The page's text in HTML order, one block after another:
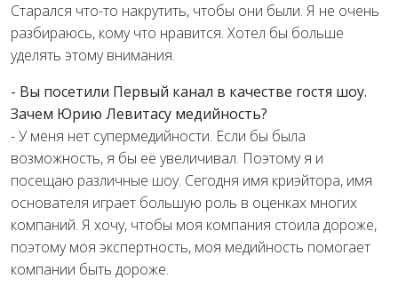
Старался что-то накрутить, чтобы они были. Я не очень
разбираюсь, кому что нравится. Хотел бы больше
уделять этому внимания.
- Вы посетили Первый канал в качестве гостя шоу.
Зачем Юрию Левитасу медийность?
- У меня нет супермедийности. Если бы была
возможность, я бы её увеличивал. Поэтому я и
посещаю различные шоу. Сегодня имя криэйтора, имя
основателя играет большую роль в оценках многих
компаний. Я хочу, чтобы моя компания стоила дороже,
поэтому моя экспертность, моя медийность помогает
компании быть дороже.